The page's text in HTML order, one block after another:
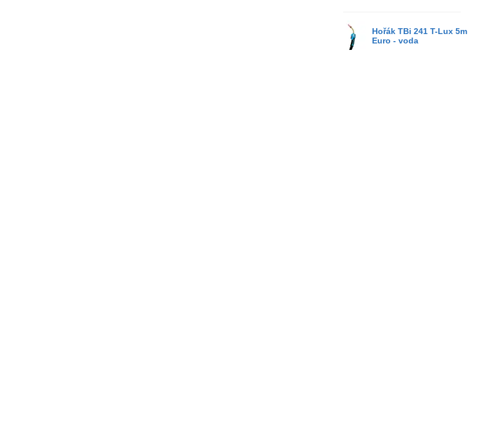
Hořák TBi 241 T-Lux 5m
Euro - voda